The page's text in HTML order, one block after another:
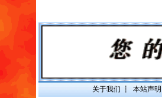
关于我们 ┋ 本站声明